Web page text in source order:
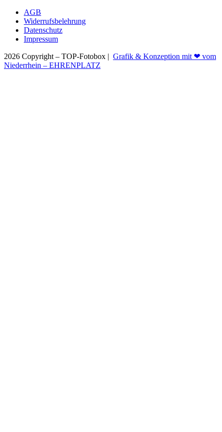
AGB
Widerrufsbelehrung
Datenschutz
Impressum
2026 Copyright – TOP-Fotobox | Grafik & Konzeption mit ❤ vom
Niederrhein – EHRENPLATZ